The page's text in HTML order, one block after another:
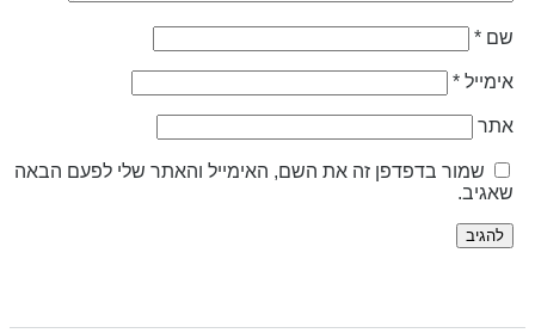
*
*
שמור בדפדפן זה את השם, האימייל והאתר שלי לפעם הבאה